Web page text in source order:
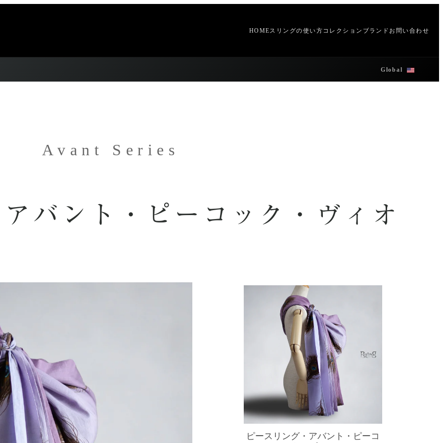
HOME スリングの使い方 コレクション ブランド お問い合わせ
Global
Avant Series
バント・ピーコック・ヴィオ